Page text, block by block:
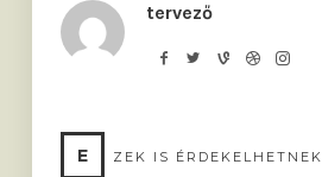
tervező
E ZEK IS ÉRDEKELHETNEK